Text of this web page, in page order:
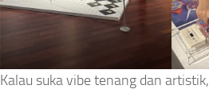
Kalau suka vibe tenang dan